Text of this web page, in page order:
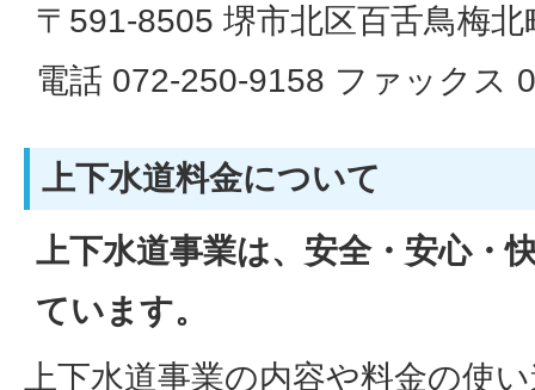
〒591-8505 堺市北区百舌鳥梅
電話 072-250-9158 ファックス
上下水道料金について
上下水道事業は、安全・安心・
ています。
上下水道事業の内容や料金の使